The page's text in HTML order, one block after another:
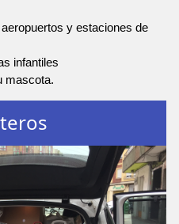
y estaciones de
infantiles
mascota.